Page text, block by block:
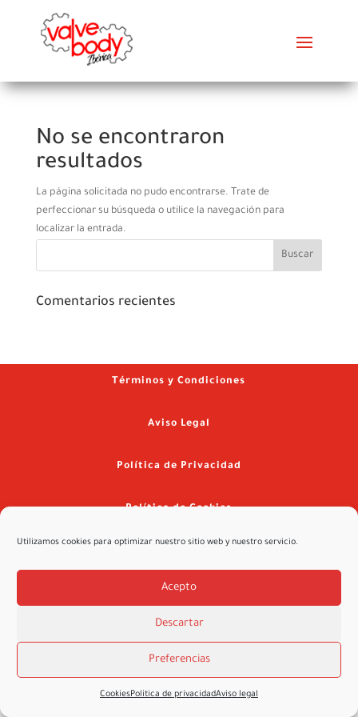
Utilizamos cookies para optimizar nuestro sitio web y nuestro servicio.
Acepto
Descartar
Preferencias
CookiesPolitica de privacidadAviso legal
No se encontraron
resultados
La página solicitada no pudo encontrarse. Trate de
perfeccionar su búsqueda o utilice la navegación para
localizar la entrada.
Comentarios recientes
Términos y Condiciones
Aviso Legal
Política de Privacidad
Política de Cookies
©2026 ValvebodyIbérica.es – Diseñado por